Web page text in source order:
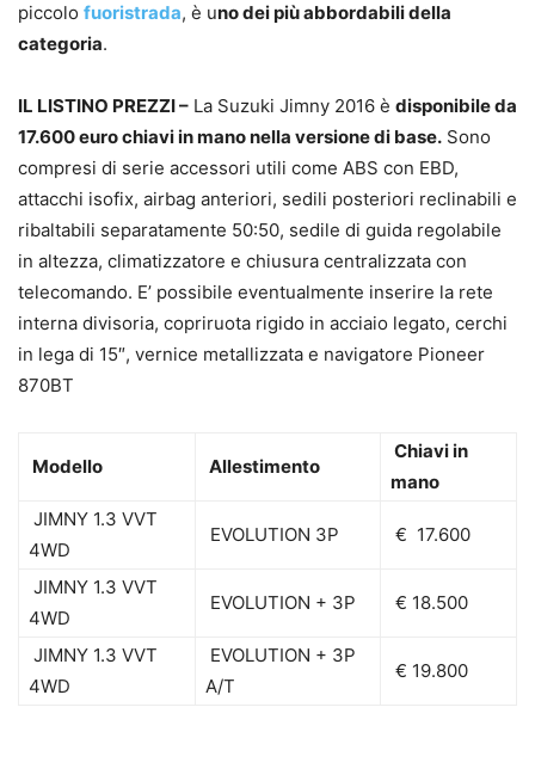
piccolo fuoristrada, è uno dei più abbordabili della
categoria.
IL LISTINO PREZZI – La Suzuki Jimny 2016 è disponibile da
17.600 euro chiavi in mano nella versione di base. Sono
compresi di serie accessori utili come ABS con EBD,
attacchi isofix, airbag anteriori, sedili posteriori reclinabili e
ribaltabili separatamente 50:50, sedile di guida regolabile
in altezza, climatizzatore e chiusura centralizzata con
telecomando. E’ possibile eventualmente inserire la rete
interna divisoria, copriruota rigido in acciaio legato, cerchi
in lega di 15″, vernice metallizzata e navigatore Pioneer
870BT
Modello Allestimento
Chiavi in
mano
JIMNY 1.3 VVT
4WD
EVOLUTION 3P € 17.600
JIMNY 1.3 VVT
4WD
EVOLUTION + 3P € 18.500
JIMNY 1.3 VVT
4WD
EVOLUTION + 3P
A/T
€ 19.800